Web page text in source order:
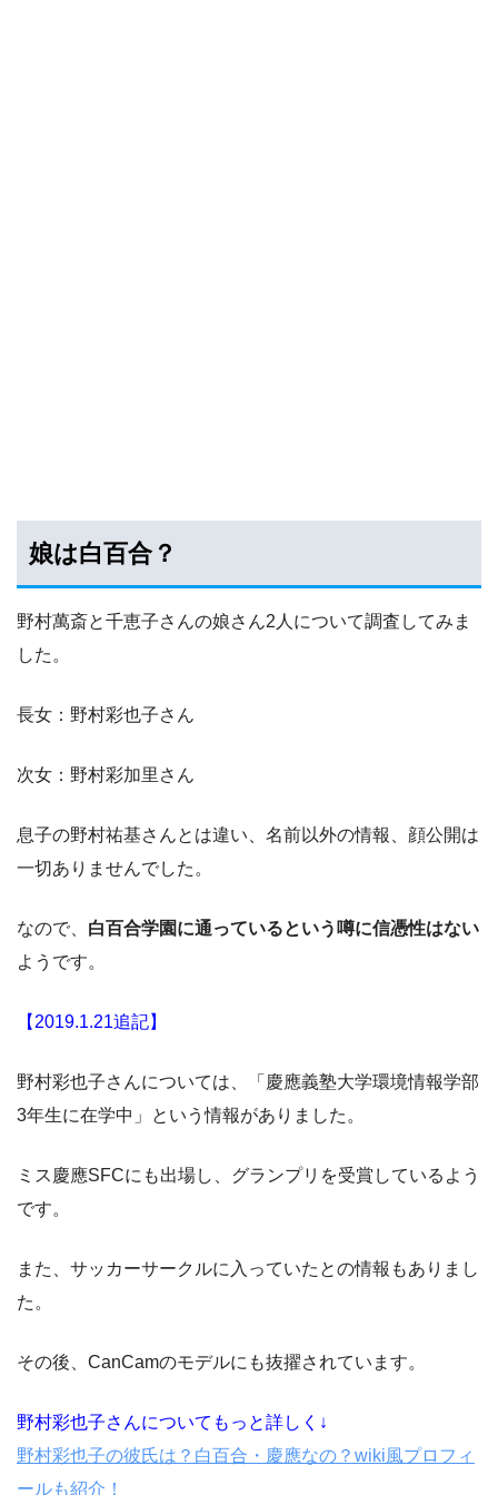
娘は白百合？
野村萬斎と千恵子さんの娘さん2人について調査してみま
した。
長女：野村彩也子さん
次女：野村彩加里さん
息子の野村祐基さんとは違い、名前以外の情報、顔公開は
一切ありませんでした。
なので、 白百合学園に通っているという噂に信憑性はない
ようです。
【2019.1.21追記】
野村彩也子さんについては、「慶應義塾大学環境情報学部
3年生に在学中」という情報がありました。
ミス慶應SFCにも出場し、グランプリを受賞しているよう
です。
また、サッカーサークルに入っていたとの情報もありまし
た。
その後、CanCamのモデルにも抜擢されています。
野村彩也子さんについてもっと詳しく↓
野村彩也子の彼氏は？白百合・慶應なの？wiki風プロフィ
ールも紹介！